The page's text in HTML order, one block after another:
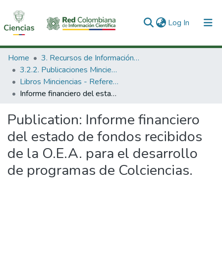
Log In (current)
Communities & Collections
All of DSpace
Statistics
Home
3. Recursos de Información Científica y Tecnológica
3.2.2. Publicaciones Minciencias
Libros Minciencias - Referenciales
Informe financiero del estado de fondos recibidos de la O.E.A. para el desarrollo de programas de Colciencias.
Publication: Informe financiero
del estado de fondos recibidos
de la O.E.A. para el desarrollo
de programas de Colciencias.